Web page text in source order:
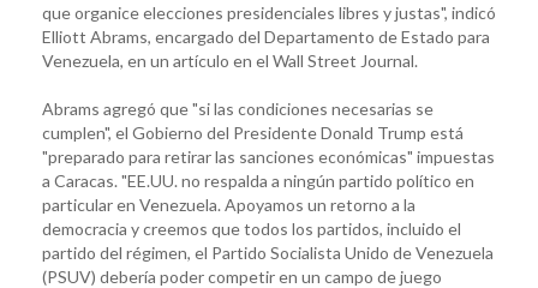
que organice elecciones presidenciales libres y justas", indicó
Elliott Abrams, encargado del Departamento de Estado para
Venezuela, en un artículo en el Wall Street Journal.
Abrams agregó que "si las condiciones necesarias se
cumplen", el Gobierno del Presidente Donald Trump está
"preparado para retirar las sanciones económicas" impuestas
a Caracas. "EE.UU. no respalda a ningún partido político en
particular en Venezuela. Apoyamos un retorno a la
democracia y creemos que todos los partidos, incluido el
partido del régimen, el Partido Socialista Unido de Venezuela
(PSUV) debería poder competir en un campo de juego